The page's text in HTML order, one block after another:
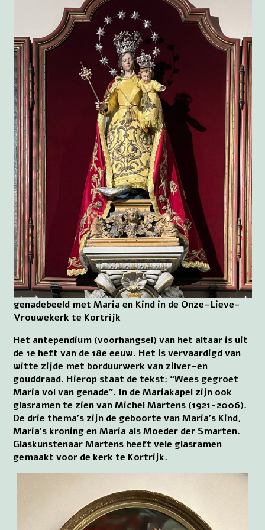
genadebeeld met Maria en Kind in de Onze-Lieve-
Vrouwekerk te Kortrijk
Het antependium (voorhangsel) van het altaar is uit
de 1e heft van de 18e eeuw. Het is vervaardigd van
witte zijde met borduurwerk van zilver-en
gouddraad. Hierop staat de tekst: “Wees gegroet
Maria vol van genade”. In de Mariakapel zijn ook
glasramen te zien van Michel Martens (1921-2006).
De drie thema’s zijn de geboorte van Maria’s Kind,
Maria’s kroning en Maria als Moeder der Smarten.
Glaskunstenaar Martens heeft vele glasramen
gemaakt voor de kerk te Kortrijk.